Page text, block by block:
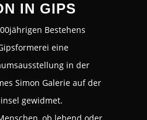
IN GIPS
Bestehens
eine
in der
Simon Galerie auf der
gewidmet.